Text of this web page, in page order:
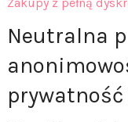
Neutralna
prywatność
Wszystkie